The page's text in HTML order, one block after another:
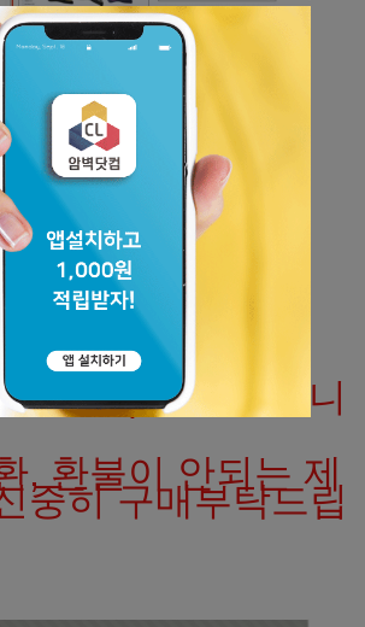
러 폭) 암벽화입니
, 환불이 안되는 제
중히 구매부탁드립